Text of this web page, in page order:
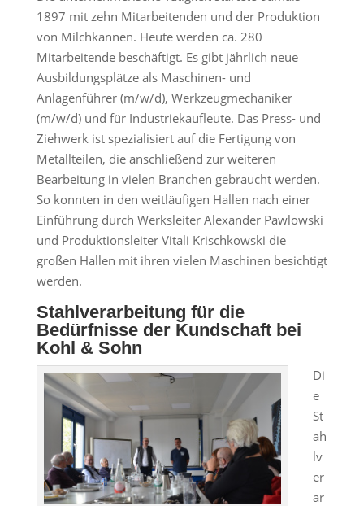
1897 mit zehn Mitarbeitenden und der Produktion
von Milchkannen. Heute werden ca. 280
Mitarbeitende beschäftigt. Es gibt jährlich neue
Ausbildungsplätze als Maschinen- und
Anlagenführer (m/w/d), Werkzeugmechaniker
(m/w/d) und für Industriekaufleute. Das Press- und
Ziehwerk ist spezialisiert auf die Fertigung von
Metallteilen, die anschließend zur weiteren
Bearbeitung in vielen Branchen gebraucht werden.
So konnten in den weitläufigen Hallen nach einer
Einführung durch Werksleiter Alexander Pawlowski
und Produktionsleiter Vitali Krischkowski die
großen Hallen mit ihren vielen Maschinen besichtigt
werden.
Stahlverarbeitung für die
Bedürfnisse der Kundschaft bei
Kohl & Sohn
Di
e
St
ah
lv
er
ar